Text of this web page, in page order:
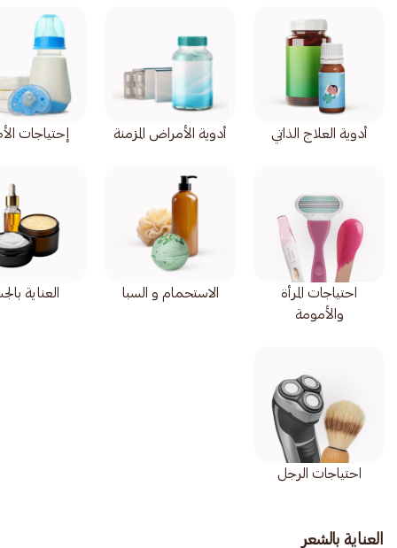
أدوية العلاج الذاتي أدوية الأمراض المزمنة إحتياجات
احتياجات المرأة
والأمومة
الاستحمام و السبا العناية
احتياجات الرجل
العناية بالشعر